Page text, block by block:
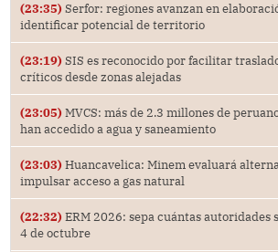
(23:35) Serfor: regiones avanzan en
identificar potencial de territorio
(23:19) SIS es reconocido por facilitar
críticos desde zonas alejadas
(23:05) MVCS: más de 2.3 millones de
han accedido a agua y saneamiento
(23:03) Huancavelica: Minem evaluará
impulsar acceso a gas natural
(22:32) ERM 2026: sepa cuántas autoridades
4 de octubre